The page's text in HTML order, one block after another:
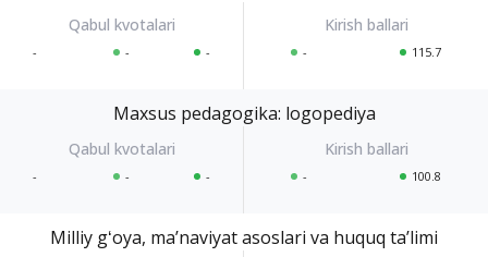
- - - - 115.7
Maxsus pedagogika: logopediya
- - - - 100.8
Milliy gʻoya, maʼnaviyat asoslari va huquq taʼlimi